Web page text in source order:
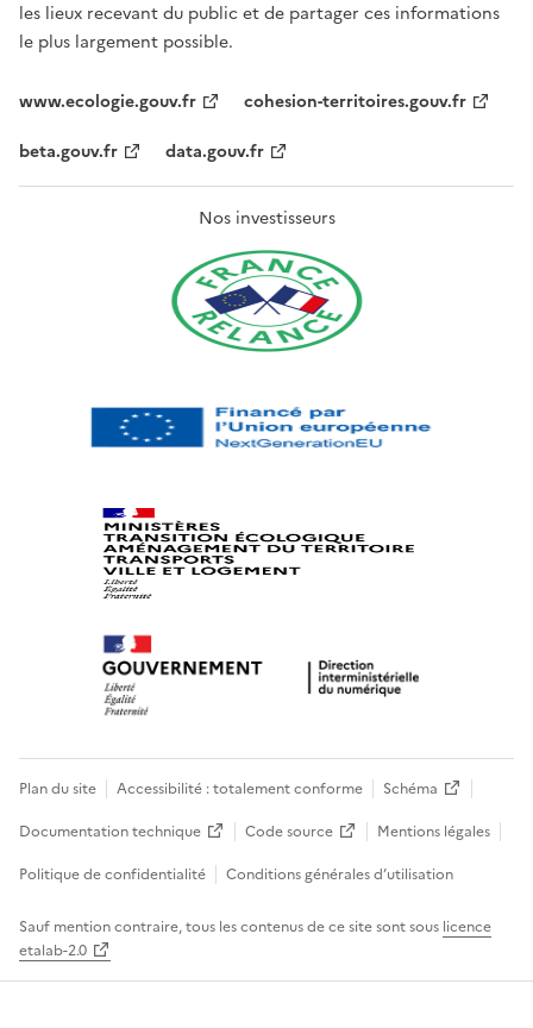
les lieux recevant du public et de partager ces informations
le plus largement possible.
www.ecologie.gouv.fr
cohesion-territoires.gouv.fr
beta.gouv.fr
data.gouv.fr
Nos investisseurs
Plan du site Accessibilité : totalement conforme
Schéma
Documentation technique
Code source
Mentions légales
Politique de confidentialité
Conditions générales d’utilisation
Sauf mention contraire, tous les contenus de ce site sont sous licence
etalab-2.0